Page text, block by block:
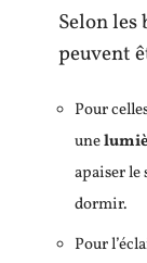
Selon
peuvent
Pour
une
apaiser le
dormir.
Pour